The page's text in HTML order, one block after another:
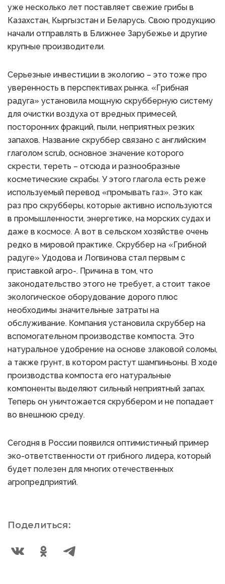
уже несколько лет поставляет свежие грибы в
Казахстан, Кыргызстан и Беларусь. Свою продукцию
начали отправлять в Ближнее Зарубежье и другие
крупные производители.
Серьезные инвестиции в экологию – это тоже про
уверенность в перспективах рынка. «Грибная
радуга» установила мощную скрубберную систему
для очистки воздуха от вредных примесей,
посторонних фракций, пыли, неприятных резких
запахов. Название скруббер связано с английским
глаголом scrub, основное значение которого
скрести, тереть – отсюда и разнообразные
косметические скрабы. У этого глагола есть реже
используемый перевод «промывать газ». Это как
раз про скрубберы, которые активно используются
в промышленности, энергетике, на морских судах и
даже в космосе. А вот в сельском хозяйстве очень
редко в мировой практике. Скруббер на «Грибной
радуге» Удодова и Логвинова стал первым с
приставкой агро-. Причина в том, что
законодательство этого не требует, а стоит такое
экологическое оборудование дорого плюс
необходимы значительные затраты на
обслуживание. Компания установила скруббер на
вспомогательном производстве компоста. Это
натуральное удобрение на основе злаковой соломы,
а также грунт, в котором растут шампиньоны. В ходе
производства компоста его натуральные
компоненты выделяют сильный неприятный запах.
Теперь он уничтожается скруббером и не попадает
во внешнюю среду.
Сегодня в России появился оптимистичный пример
эко-ответственности от грибного лидера, который
будет полезен для многих отечественных
агропредприятий.
Поделиться: